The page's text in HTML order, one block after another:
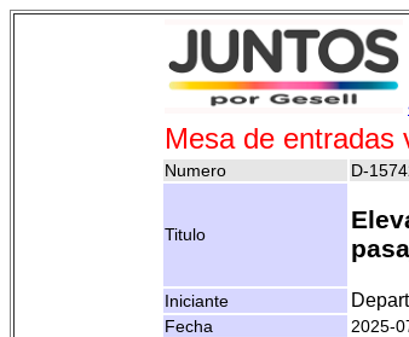
Mesa de entradas
Numero D-
Titulo
Iniciante
Fecha
2025-